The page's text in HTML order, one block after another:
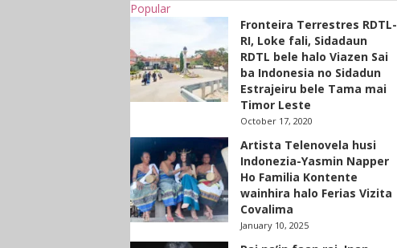
Popular
Fronteira Terrestres RDTL-
RI, Loke fali, Sidadaun
RDTL bele halo Viazen Sai
ba Indonesia no Sidadun
Estrajeiru bele Tama mai
Timor Leste
October 17, 2020
Artista Telenovela husi
Indonezia-Yasmin Napper
Ho Familia Kontente
wainhira halo Ferias Vizita
Covalima
January 10, 2025